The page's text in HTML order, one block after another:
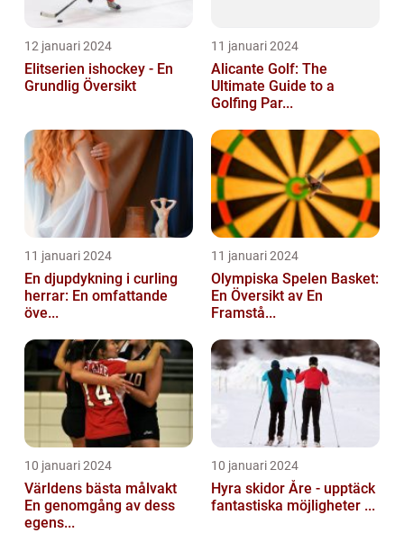
12 januari 2024
Elitserien ishockey - En
Grundlig Översikt
11 januari 2024
Alicante Golf: The
Ultimate Guide to a
Golfing Par...
11 januari 2024
En djupdykning i curling
herrar: En omfattande
öve...
11 januari 2024
Olympiska Spelen Basket:
En Översikt av En
Framstå...
10 januari 2024
Världens bästa målvakt
En genomgång av dess
egens...
10 januari 2024
Hyra skidor Åre - upptäck
fantastiska möjligheter ...